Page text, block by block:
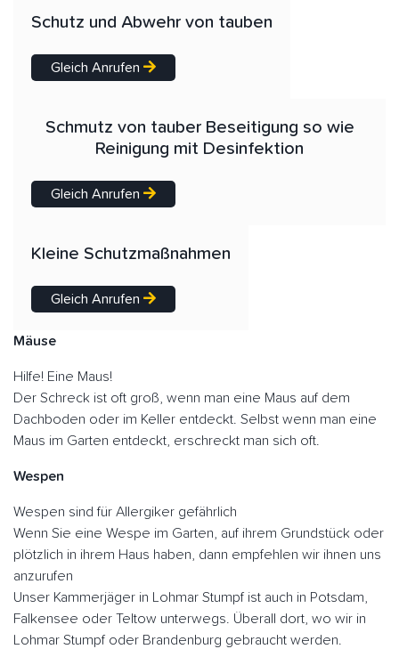
Schutz und Abwehr von tauben
Gleich Anrufen
Schmutz von tauber Beseitigung so wie
Reinigung mit Desinfektion
Gleich Anrufen
Kleine Schutzmaßnahmen
Gleich Anrufen
Mäuse
Hilfe! Eine Maus!
Der Schreck ist oft groß, wenn man eine Maus auf dem
Dachboden oder im Keller entdeckt. Selbst wenn man eine
Maus im Garten entdeckt, erschreckt man sich oft.
Wespen
Wespen sind für Allergiker gefährlich
Wenn Sie eine Wespe im Garten, auf ihrem Grundstück oder
plötzlich in ihrem Haus haben, dann empfehlen wir ihnen uns
anzurufen
Unser Kammerjäger in Lohmar Stumpf ist auch in Potsdam,
Falkensee oder Teltow unterwegs. Überall dort, wo wir in
Lohmar Stumpf oder Brandenburg gebraucht werden.